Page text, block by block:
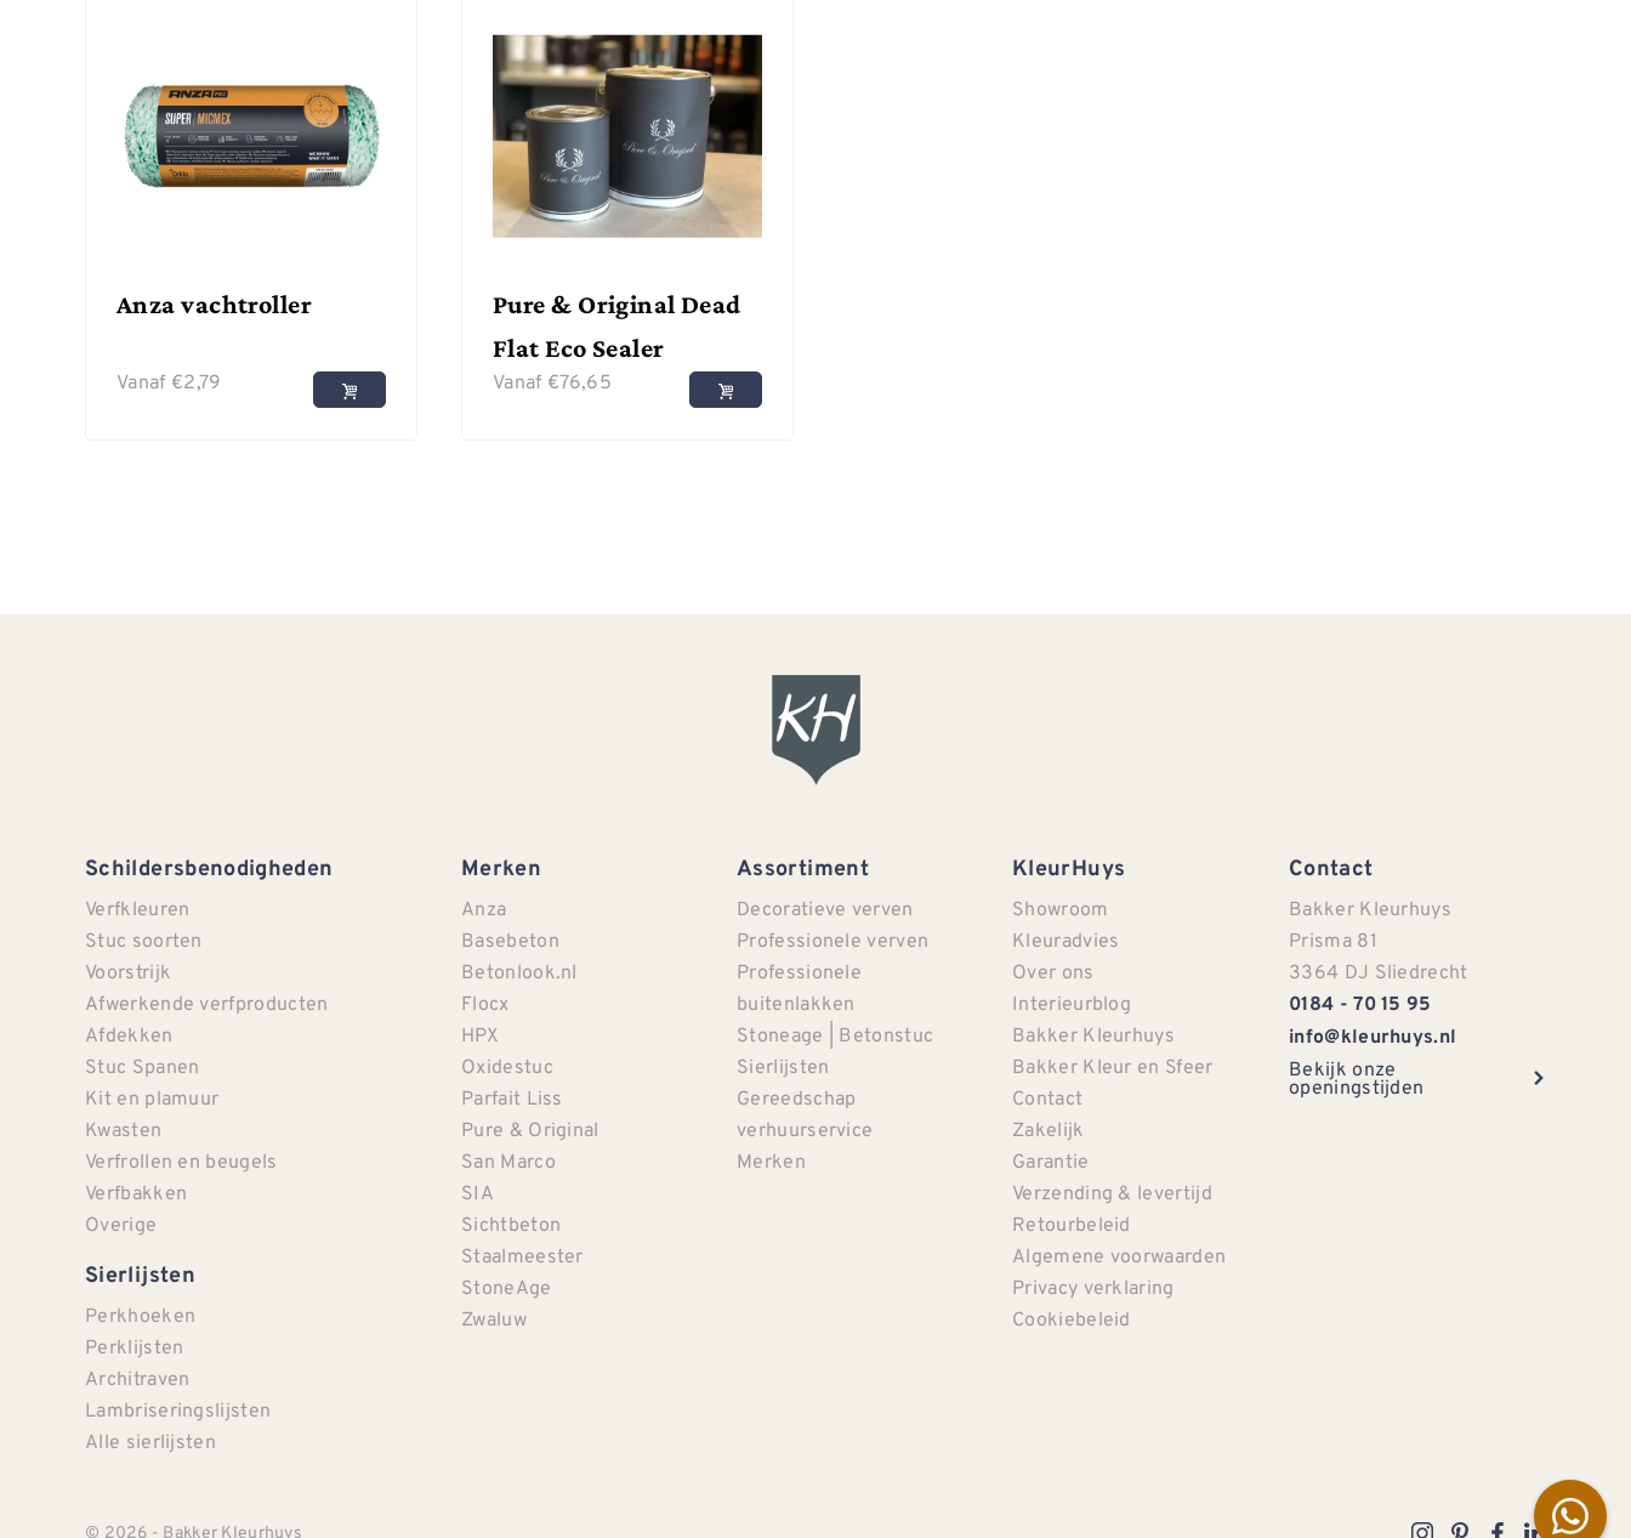
Anza vachtroller
Vanaf €2,79
Pure & Original Dead
Flat Eco Sealer
Vanaf €76,65
Schildersbenodigheden
Verfkleuren
Stuc soorten
Voorstrijk
Afwerkende verfproducten
Afdekken
Stuc Spanen
Kit en plamuur
Kwasten
Verfrollen en beugels
Verfbakken
Overige
Sierlijsten
Perkhoeken
Perklijsten
Architraven
Lambriseringslijsten
Alle sierlijsten
Merken
Anza
Basebeton
Betonlook.nl
Flocx
HPX
Oxidestuc
Parfait Liss
Pure & Original
San Marco
SIA
Sichtbeton
Staalmeester
StoneAge
Zwaluw
Assortiment
Decoratieve verven
Professionele verven
Professionele
buitenlakken
Stoneage | Betonstuc
Sierlijsten
Gereedschap
verhuurservice
Merken
KleurHuys
Showroom
Kleuradvies
Over ons
Interieurblog
Bakker Kleurhuys
Bakker Kleur en Sfeer
Contact
Zakelijk
Garantie
Verzending & levertijd
Retourbeleid
Algemene voorwaarden
Privacy verklaring
Cookiebeleid
Contact
Bakker Kleurhuys
Prisma 81
3364 DJ Sliedrecht
0184 - 70 15 95
info@kleurhuys.nl
Bekijk onze
openingstijden
© 2026 - Bakker Kleurhuys